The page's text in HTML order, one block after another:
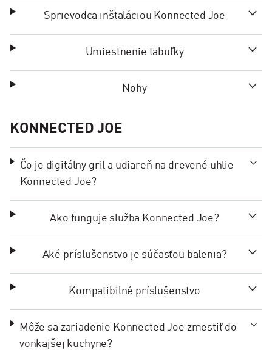
Sprievodca inštaláciou Konnected Joe
Umiestnenie tabuľky
Nohy
KONNECTED JOE
Čo je digitálny gril a udiareň na drevené uhlie
Konnected Joe?
Ako funguje služba Konnected Joe?
Aké príslušenstvo je súčasťou balenia?
Kompatibilné príslušenstvo
Môže sa zariadenie Konnected Joe zmestiť do
vonkajšej kuchyne?